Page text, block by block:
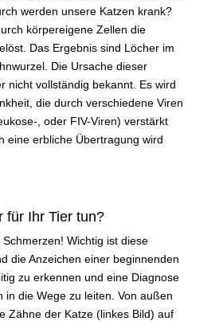
werden unsere Katzen krank?
körpereigene Zellen die
Das Ergebnis sind Löcher im
Die Ursache dieser
nicht vollständig bekannt. Es wird
die durch verschiedene Viren
, oder FIV-Viren) verstärkt
eine erbliche Übertragung wird
für Ihr Tier tun?
Wichtig ist diese
die Anzeichen einer beginnenden
zu erkennen und eine Diagnose
in die Wege zu leiten. Von außen
Zähne der Katze (linkes Bild) auf